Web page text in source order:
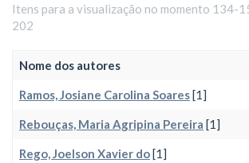
Itens para a visualização no momento 134-
202
Nome dos autores
Ramos, Josiane Carolina Soares[1]
Rebouças, Maria Agripina Pereira [1]
Rego, Joelson Xavier do[1]